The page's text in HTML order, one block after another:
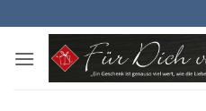
Inhalt
springen